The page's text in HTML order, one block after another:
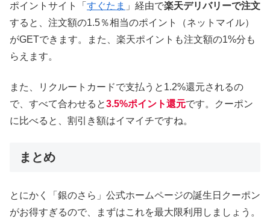
ポイントサイト「 すぐたま 」経由で楽天デリバリーで注文
すると、注文額の1.5％相当のポイント（ネットマイル）
がGETできます。また、楽天ポイントも注文額の1%分も
らえます。
また、リクルートカードで支払うと1.2%還元されるの
で、すべて合わせると3.5%ポイント還元です。クーポン
に比べると、割引き額はイマイチですね。
まとめ
とにかく「銀のさら」公式ホームページの誕生日クーポン
がお得すぎるので、まずはこれを最大限利用しましょう。